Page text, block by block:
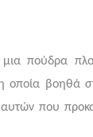
πούδρα
οποία βοηθά
αυτών που